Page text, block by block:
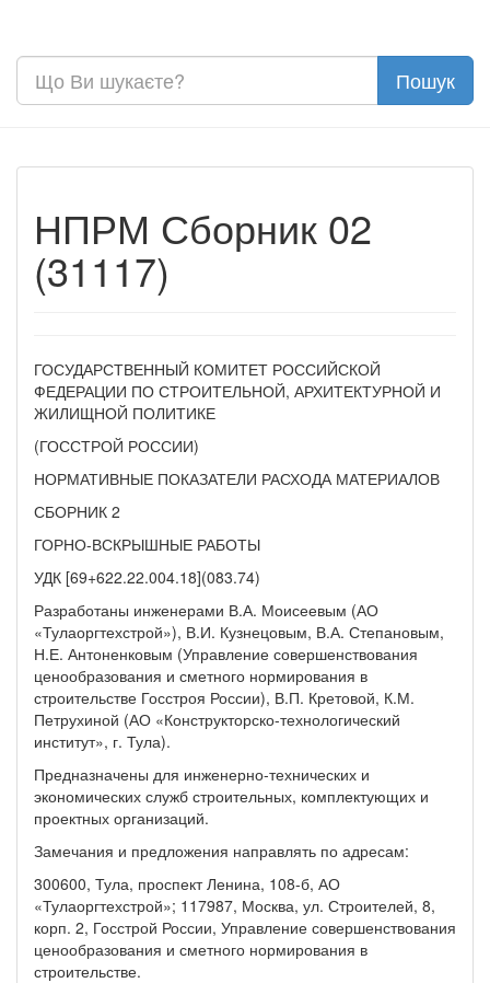
НПРМ Сборник 02
(31117)
ГОСУДАРСТВЕННЫЙ КОМИТЕТ РОССИЙСКОЙ
ФЕДЕРАЦИИ ПО СТРОИТЕЛЬНОЙ, АРХИТЕКТУРНОЙ И
ЖИЛИЩНОЙ ПОЛИТИКЕ
(ГОССТРОЙ РОССИИ)
НОРМАТИВНЫЕ ПОКАЗАТЕЛИ РАСХОДА МАТЕРИАЛОВ
СБОРНИК 2
ГОРНО-ВСКРЫШНЫЕ РАБОТЫ
УДК [69+622.22.004.18](083.74)
Разработаны инженерами В.А. Моисеевым (АО
«Тулаоргтехстрой»), В.И. Кузнецовым, В.А. Степановым,
Н.Е. Антоненковым (Управление совершенствования
ценообразования и сметного нормирования в
строительстве Госстроя России), В.П. Кретовой, К.М.
Петрухиной (АО «Конструкторско-технологический
институт», г. Тула).
Предназначены для инженерно-технических и
экономических служб строительных, комплектующих и
проектных организаций.
Замечания и предложения направлять по адресам:
300600, Тула, проспект Ленина, 108-б, АО
«Тулаоргтехстрой»; 117987, Москва, ул. Строителей, 8,
корп. 2, Госстрой России, Управление совершенствования
ценообразования и сметного нормирования в
строительстве.